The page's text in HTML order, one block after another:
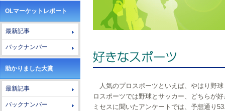
OLマーケットレポート
最新記事
バックナンバー
助かりました大賞
最新記事
バックナンバー
人気のプロスポーツといえば、やはり野
ロスポーツでは野球とサッカー、どちらが
ミセスに聞いたアンケートでは、予想通り